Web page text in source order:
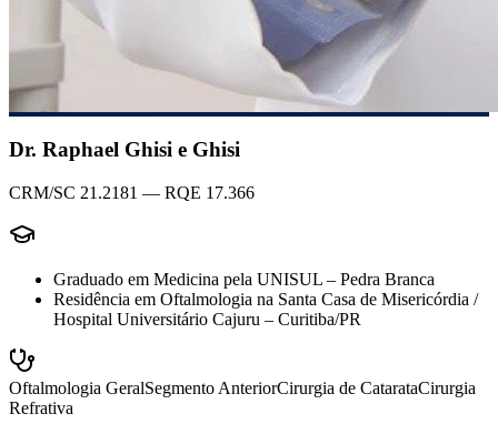
Dr. Raphael Ghisi e Ghisi
CRM/SC 21.2181 — RQE 17.366
Graduado em Medicina pela UNISUL – Pedra Branca
Residência em Oftalmologia na Santa Casa de Misericórdia /
Hospital Universitário Cajuru – Curitiba/PR
Oftalmologia GeralSegmento AnteriorCirurgia de CatarataCirurgia
Refrativa